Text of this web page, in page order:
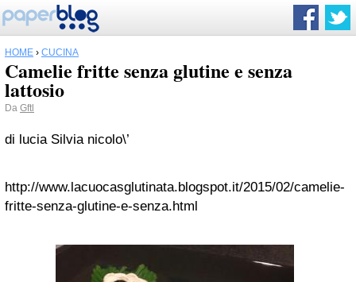
HOME › CUCINA
Camelie fritte senza glutine e senza
lattosio
Da Gftl
di lucia Silvia nicolo\’
http://www.lacuocasglutinata.blogspot.it/2015/02/camelie-
fritte-senza-glutine-e-senza.html